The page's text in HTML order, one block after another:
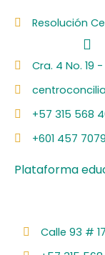
Resolución
F
a
c
e
b
o
o
k
Cra. 4 No. 19
+57 315 568
+601 457 7079
Plataforma
Calle 93 #